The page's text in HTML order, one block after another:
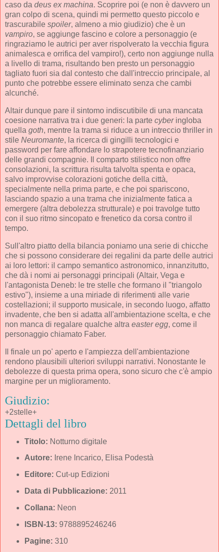
caso da deus ex machina. Scoprire poi (e non è davvero un
gran colpo di scena, quindi mi permetto questo piccolo e
trascurabile spoiler, almeno a mio giudizio) che è un
vampiro, se aggiunge fascino e colore a personaggio (e
ringraziamo le autrici per aver rispolverato la vecchia figura
animalesca e orrifica del vampiro!), certo non aggiunge nulla
a livello di trama, risultando ben presto un personaggio
tagliato fuori sia dal contesto che dall'intreccio principale, al
punto che potrebbe essere eliminato senza che cambi
alcunché.
Altair dunque pare il sintomo indiscutibile di una mancata
coesione narrativa tra i due generi: la parte cyberingloba
quella goth, mentre la trama si riduce a un intreccio thriller in
stile Neuromante, la ricerca di gingilli tecnologici e
password per fare affondare lo strapotere tecnofinanziario
delle grandi compagnie. Il comparto stilistico non offre
consolazioni, la scrittura risulta talvolta spenta e opaca,
salvo improvvise colorazioni gotiche della città,
specialmente nella prima parte, e che poi spariscono,
lasciando spazio a una trama che inizialmente fatica a
emergere (altra debolezza strutturale) e poi travolge tutto
con il suo ritmo sincopato e frenetico da corsa contro il
tempo.
Sull'altro piatto della bilancia poniamo una serie di chicche
che si possono considerare dei regalini da parte delle autrici
ai loro lettori: il campo semantico astronomico, innanzitutto,
che dà i nomi ai personaggi principali (Altair, Vega e
l'antagonista Deneb: le tre stelle che formano il "triangolo
estivo"), insieme a una miriade di riferimenti alle varie
costellazioni; il supporto musicale, in secondo luogo, affatto
invadente, che ben si adatta all'ambientazione scelta, e che
non manca di regalare qualche altra easter egg, come il
personaggio chiamato Faber.
Il finale un po' aperto e l'ampiezza dell'ambientazione
rendono plausibili ulteriori sviluppi narrativi. Nonostante le
debolezze di questa prima opera, sono sicuro che c'è ampio
margine per un miglioramento.
Giudizio:
+2stelle+
Dettagli del libro
Titolo: Notturno digitale
Autore: Irene Incarico, Elisa Podestà
Editore: Cut-up Edizioni
Data di Pubblicazione: 2011
Collana: Neon
ISBN-13: 9788895246246
Pagine: 310